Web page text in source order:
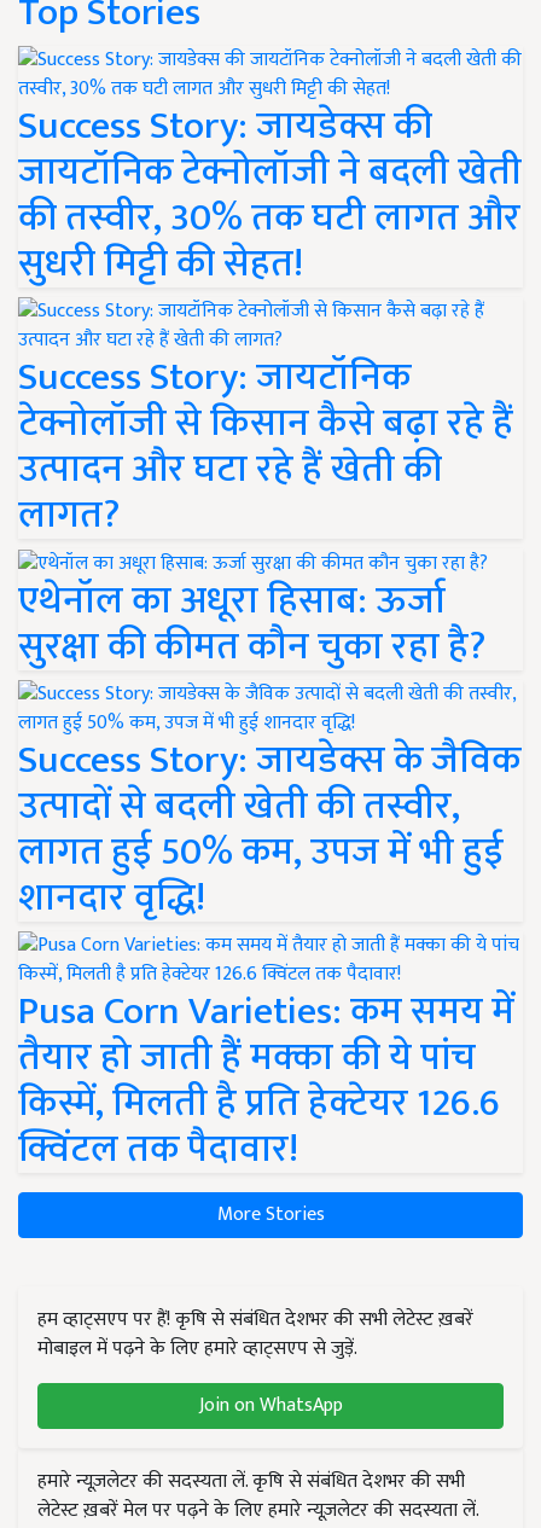
Top Stories
Success Story: जायडेक्स की
जायटॉनिक टेक्नोलॉजी ने बदली खेती
की तस्वीर, 30% तक घटी लागत और
सुधरी मिट्टी की सेहत!
Success Story: जायटॉनिक
टेक्नोलॉजी से किसान कैसे बढ़ा रहे हैं
उत्पादन और घटा रहे हैं खेती की
लागत?
एथेनॉल का अधूरा हिसाब: ऊर्जा
सुरक्षा की कीमत कौन चुका रहा है?
Success Story: जायडेक्स के जैविक
उत्पादों से बदली खेती की तस्वीर,
लागत हुई 50% कम, उपज में भी हुई
शानदार वृद्धि!
Pusa Corn Varieties: कम समय में
तैयार हो जाती हैं मक्का की ये पांच
किस्में, मिलती है प्रति हेक्टेयर 126.6
क्विंटल तक पैदावार!
More Stories
हम व्हाट्सएप पर हैं! कृषि से संबंधित देशभर की सभी लेटेस्ट ख़बरें
मोबाइल में पढ़ने के लिए हमारे व्हाट्सएप से जुड़ें.
Join on WhatsApp
हमारे न्यूज़लेटर की सदस्यता लें. कृषि से संबंधित देशभर की सभी
लेटेस्ट ख़बरें मेल पर पढ़ने के लिए हमारे न्यूज़लेटर की सदस्यता लें.